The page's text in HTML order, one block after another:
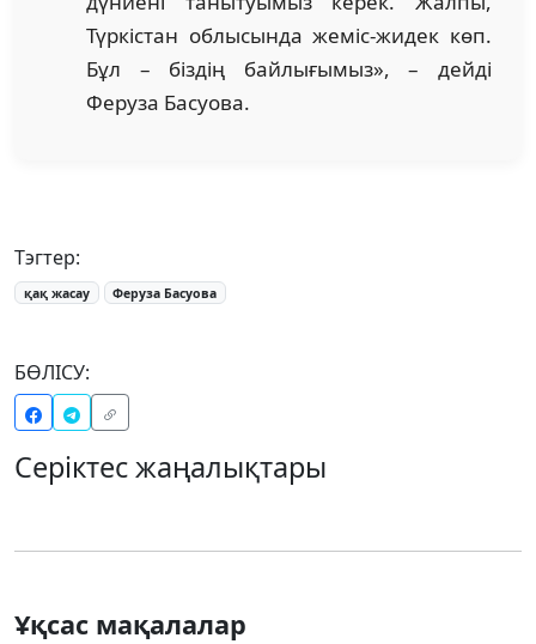
Түркістан облысында жеміс-жидек көп.
Бұл – біздің байлығымыз», – дейді
Феруза Басуова.
Тэгтер:
қақ жасау Феруза Басуова
БӨЛІСУ:
Серіктес жаңалықтары
Ұқсас мақалалар